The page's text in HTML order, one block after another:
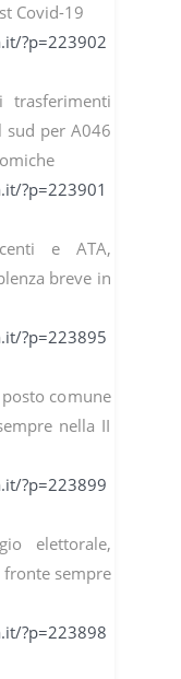
Covid-19
?p=223902
sud per A046
?p=223901
e ATA,
breve in
?p=223895
comune
nella II
?p=223899
elettorale,
sempre
?p=223898